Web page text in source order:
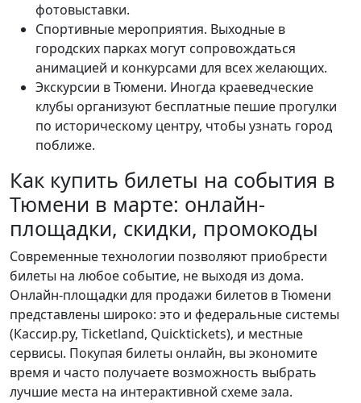
фотовыставки.
Спортивные мероприятия. Выходные в
городских парках могут сопровождаться
анимацией и конкурсами для всех желающих.
Экскурсии в Тюмени. Иногда краеведческие
клубы организуют бесплатные пешие прогулки
по историческому центру, чтобы узнать город
поближе.
Как купить билеты на события в
Тюмени в марте: онлайн-
площадки, скидки, промокоды
Современные технологии позволяют приобрести
билеты на любое событие, не выходя из дома.
Онлайн-площадки для продажи билетов в Тюмени
представлены широко: это и федеральные системы
(Кассир.ру, Ticketland, Quicktickets), и местные
сервисы. Покупая билеты онлайн, вы экономите
время и часто получаете возможность выбрать
лучшие места на интерактивной схеме зала.